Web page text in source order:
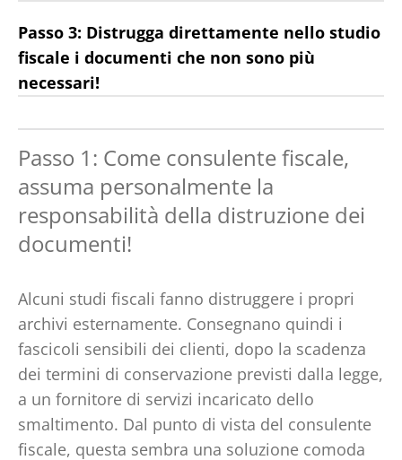
Passo 3: Distrugga direttamente nello studio
fiscale i documenti che non sono più
necessari!
Passo 1: Come consulente fiscale,
assuma personalmente la
responsabilità della distruzione dei
documenti!
Alcuni studi fiscali fanno distruggere i propri
archivi esternamente. Consegnano quindi i
fascicoli sensibili dei clienti, dopo la scadenza
dei termini di conservazione previsti dalla legge,
a un fornitore di servizi incaricato dello
smaltimento. Dal punto di vista del consulente
fiscale, questa sembra una soluzione comoda